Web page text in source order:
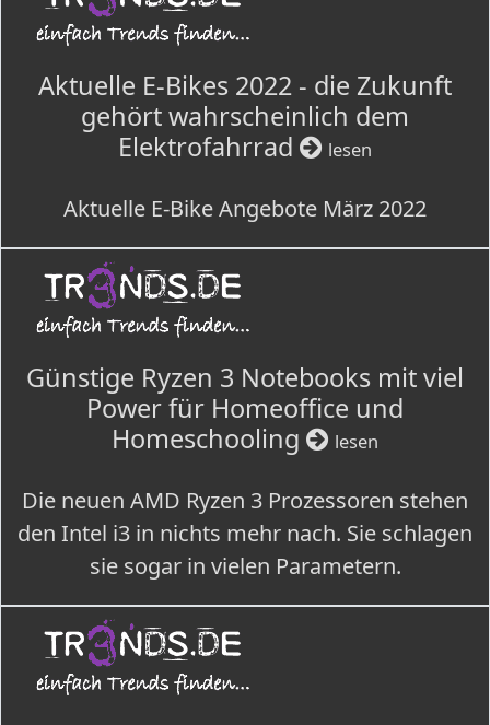
Aktuelle E-Bikes 2022 - die Zukunft
gehört wahrscheinlich dem
Elektrofahrrad
lesen
Aktuelle E-Bike Angebote März 2022
Günstige Ryzen 3 Notebooks mit viel
Power für Homeoffice und
Homeschooling
lesen
Die neuen AMD Ryzen 3 Prozessoren stehen
den Intel i3 in nichts mehr nach. Sie schlagen
sie sogar in vielen Parametern.